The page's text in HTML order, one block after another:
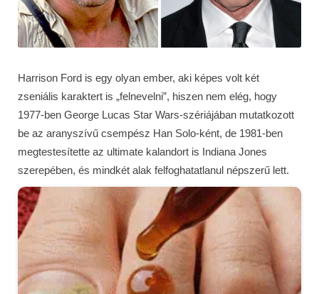
Harrison Ford is egy olyan ember, aki képes volt két
zseniális karaktert is „felnevelni”, hiszen nem elég, hogy
1977-ben George Lucas Star Wars-szériájában mutatkozott
be az aranyszívű csempész Han Solo-ként, de 1981-ben
megtestesítette az ultimate kalandort is Indiana Jones
szerepében, és mindkét alak felfoghatatlanul népszerű lett.